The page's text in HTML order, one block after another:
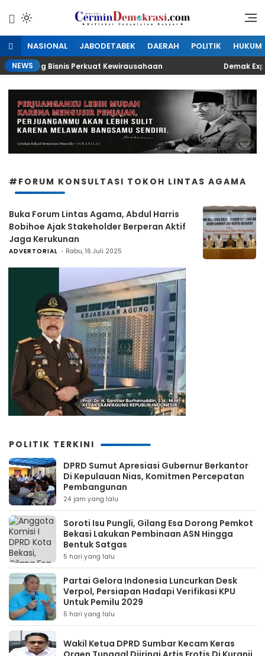
konten
CerminDemokrasi.com
Refleksi Kedaulatan Rakyat
NASIONAL JABODETABEK DAERAH POLITIK HUKUM
NEWS
Peluang Bisnis Perkuat Kewirausahaan Demak Expo
#FORUM KONSULTASI TOKOH LINTAS AGAMA
Buka Forum Lintas Agama, Abdul Harris
Bobihoe Ajak Stakeholder Berperan Aktif
Jaga Kerukunan
ADVERTORIAL Rabu, 16 Juli 2025
POLITIK TERKINI
DPRD Sumut Apresiasi Gubernur Berkantor
Di Kepulauan Nias, Komitmen Percepatan
Pembangunan
24 jam yang lalu
Soroti Isu Pungli, Gilang Esa Dorong Pemkot
Bekasi Lakukan Pembinaan ASN Hingga
Bentuk Satgas
5 hari yang lalu
Partai Gelora Indonesia Luncurkan Desk
Verpol, Persiapan Hadapi Verifikasi KPU
Untuk Pemilu 2029
5 hari yang lalu
Wakil Ketua DPRD Sumbar Kecam Keras